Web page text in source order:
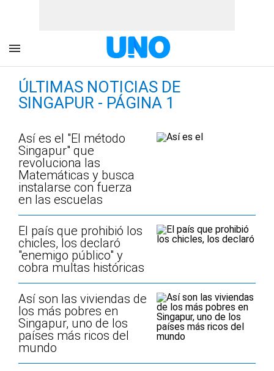
ÚLTIMAS NOTICIAS DE
SINGAPUR - PÁGINA 1
Así es el "El método
Singapur" que
revoluciona las
Matemáticas y busca
instalarse con fuerza
en las escuelas
El país que prohibió los
chicles, los declaró
"enemigo público" y
cobra multas históricas
Así son las viviendas de
los más pobres en
Singapur, uno de los
países más ricos del
mundo